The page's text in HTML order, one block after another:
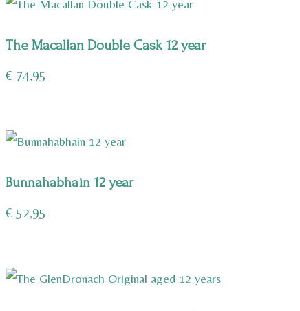
The Macallan Double Cask 12 year
€ 74,95
Bunnahabhain 12 year
€ 52,95